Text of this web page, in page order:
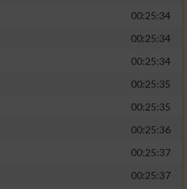
00:25:34
00:25:34
00:25:34
00:25:35
00:25:35
00:25:36
00:25:37
00:25:37